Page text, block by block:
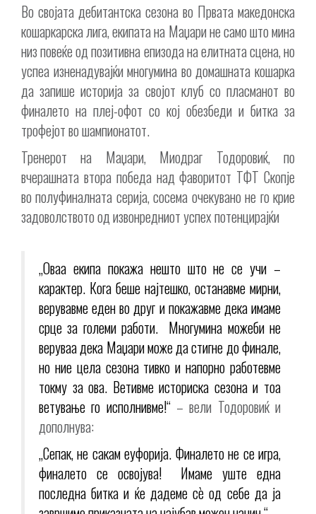
Во својата дебитантска сезона во Првата македонска
кошаркарска лига, екипата на Маџари не само што мина
низ повеќе од позитивна епизода на елитната сцена, но
успеа изненадувајќи многумина во домашната кошарка
да запише историја за својот клуб со пласманот во
финалето на плеј-офот со кој обезбеди и битка за
трофејот во шампионатот.
Тренерот на Маџари, Миодраг Тодоровиќ, по
вчерашната втора победа над фаворитот ТФТ Скопје
во полуфиналната серија, сосема очекувано не го крие
задоволството од извонредниот успех потенцирајќи
„Оваа екипа покажа нешто што не се учи –
карактер. Кога беше најтешко, останавме мирни,
верувавме еден во друг и покажавме дека имаме
срце за големи работи. Многумина можеби не
веруваа дека Маџари може да стигне до финале,
но ние цела сезона тивко и напорно работевме
токму за ова. Ветивме историска сезона и тоа
ветување го исполнивме!“– вели Тодоровиќ и
дополнува:
„Сепак, не сакам еуфорија. Финалето не се игра,
финалето се освојува! Имаме уште една
последна битка и ќе дадеме сè од себе да ја